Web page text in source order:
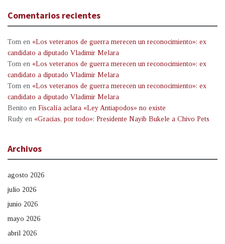
Comentarios recientes
Tom en «Los veteranos de guerra merecen un reconocimiento»: ex
candidato a diputado Vladimir Melara
Tom en «Los veteranos de guerra merecen un reconocimiento»: ex
candidato a diputado Vladimir Melara
Tom en «Los veteranos de guerra merecen un reconocimiento»: ex
candidato a diputado Vladimir Melara
Benito en Fiscalía aclara «Ley Antiapodos» no existe
Rudy en «Gracias, por todo»: Presidente Nayib Bukele a Chivo Pets
Archivos
agosto 2026
julio 2026
junio 2026
mayo 2026
abril 2026